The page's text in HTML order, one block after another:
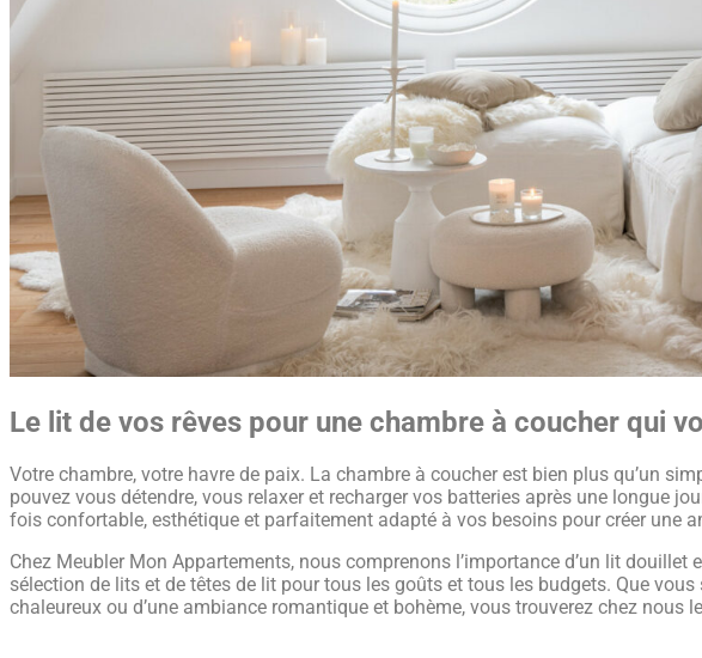
Le lit de vos rêves pour une chambre à coucher qui
Votre chambre, votre havre de paix. La chambre à coucher est bien plus qu’un
pouvez vous détendre, vous relaxer et recharger vos batteries après une longue
fois confortable, esthétique et parfaitement adapté à vos besoins pour créer une
Chez Meubler Mon Appartements, nous comprenons l’importance d’un lit
sélection de lits et de têtes de lit pour tous les goûts et tous les budgets. Que
chaleureux ou d’une ambiance romantique et bohème, vous trouverez chez nous